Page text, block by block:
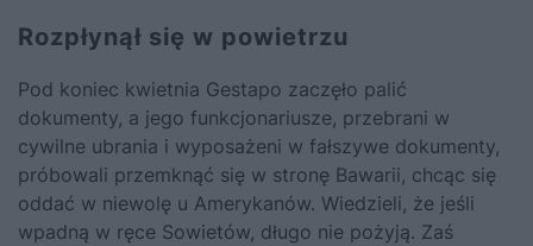
Rozpłynął się w powietrzu
Pod koniec kwietnia Gestapo zaczęło palić
dokumenty, a jego funkcjonariusze, przebrani w
cywilne ubrania i wyposażeni w fałszywe dokumenty,
próbowali przemknąć się w stronę Bawarii, chcąc się
oddać w niewolę u Amerykanów. Wiedzieli, że jeśli
wpadną w ręce Sowietów, długo nie pożyją. Zaś